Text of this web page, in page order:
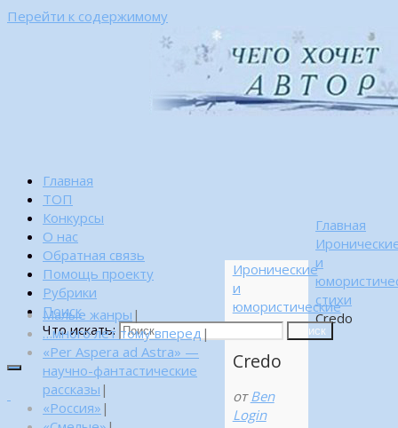
Перейти к содержимому
Главная
ТОП
Конкурсы
О нас
Обратная связь
Помощь проекту
Рубрики
Поиск
Что искать:
Поиск
Главная
и
стихи
Credo
Иронические
и
юмористические
стихи
Credo
от Ben
Login
Малые жанры |
…много лет тому вперед |
«Per Aspera ad Astra» —
научно-фантастические
рассказы |
«Россия» |